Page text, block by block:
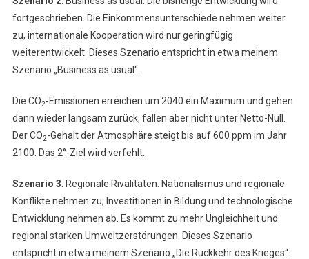
fortgeschrieben. Die Einkommensunterschiede nehmen weiter
zu, internationale Kooperation wird nur geringfügig
weiterentwickelt. Dieses Szenario entspricht in etwa meinem
Szenario „Business as usual“.
Die CO2-Emissionen erreichen um 2040 ein Maximum und gehen
dann wieder langsam zurück, fallen aber nicht unter Netto-Null.
Der CO2-Gehalt der Atmosphäre steigt bis auf 600 ppm im Jahr
2100. Das 2°-Ziel wird verfehlt.
Szenario 3: Regionale Rivalitäten. Nationalismus und regionale
Konflikte nehmen zu, Investitionen in Bildung und technologische
Entwicklung nehmen ab. Es kommt zu mehr Ungleichheit und
regional starken Umweltzerstörungen. Dieses Szenario
entspricht in etwa meinem Szenario „Die Rückkehr des Krieges“.